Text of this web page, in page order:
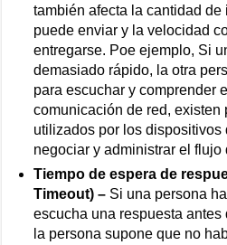
también afecta la cantidad
puede enviar y la velocidad
entregarse. Poe ejemplo, Si
demasiado rápido, la otra
para escuchar y comprender
comunicación de red, existen
utilizados por los dispositivos
negociar y administrar el flujo
Tiempo de espera de
Timeout) – Si una persona
escucha una respuesta
la persona supone que no